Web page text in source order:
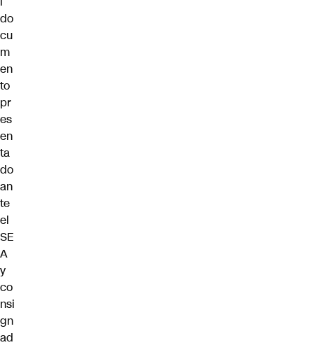
do
cu
m
en
to
pr
es
en
ta
do
an
te
el
SE
A
y
co
nsi
gn
ad